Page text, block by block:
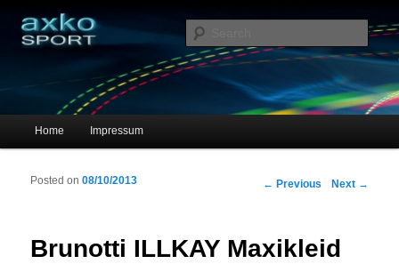
axko-sport – Sportschuhe online
Main menu
Skip to primary content
Skip to secondary content
Home Impressum
Post navigation
← Previous Next →
Brunotti ILLKAY Maxikleid
Posted on08/10/2013